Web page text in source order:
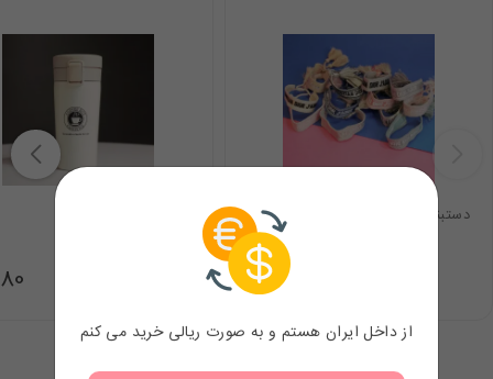
دستبند دیور
$7.98
از داخل ایران هستم و به صورت ریالی خرید می کنم